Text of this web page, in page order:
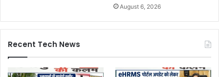
August 6, 2026
Recent Tech News